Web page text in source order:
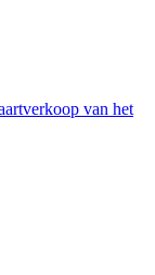
van het